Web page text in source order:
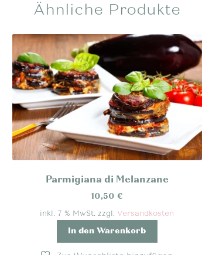
Ähnliche Produkte
Parmigiana di Melanzane
10,50€
inkl. 7 % MwSt. zzgl. Versandkosten
In den Warenkorb